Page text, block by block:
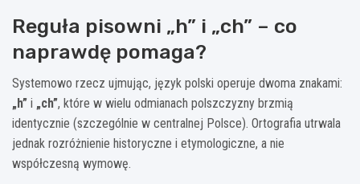
Reguła pisowni „h” i „ch” – co
naprawdę pomaga?
Systemowo rzecz ujmując, język polski operuje dwoma znakami:
„h” i „ch”, które w wielu odmianach polszczyzny brzmią
identycznie (szczególnie w centralnej Polsce). Ortografia utrwala
jednak rozróżnienie historyczne i etymologiczne, a nie
współczesną wymowę.